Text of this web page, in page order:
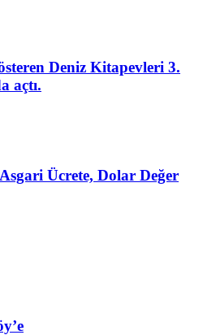
Deniz Kitapevleri 3.
açtı.
Ücrete, Dolar Değer